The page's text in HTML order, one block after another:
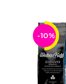
-10%